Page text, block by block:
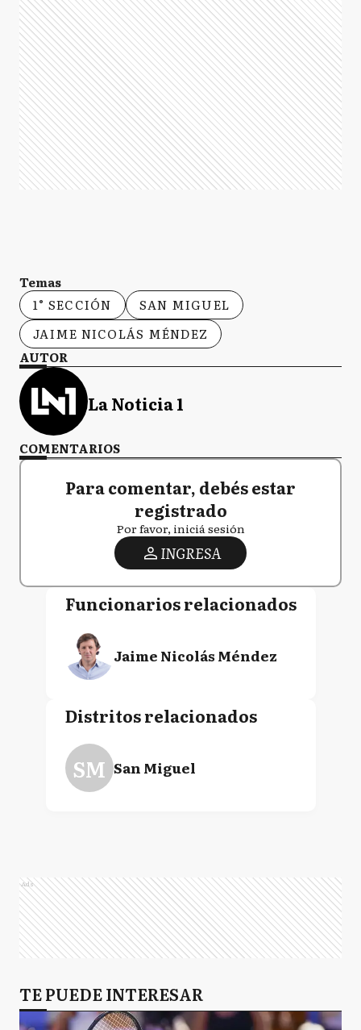
Temas
1° SECCIÓN
SAN MIGUEL
JAIME NICOLÁS MÉNDEZ
AUTOR
La Noticia 1
COMENTARIOS
Para comentar, debés estar
registrado
Por favor, iniciá sesión
INGRESA
Funcionarios relacionados
Jaime Nicolás Méndez
Distritos relacionados
SM San Miguel
Ads
TE PUEDE INTERESAR